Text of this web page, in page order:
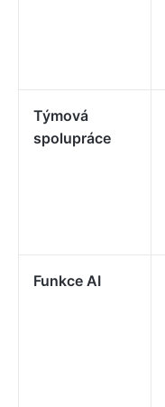
Týmová
spolupráce
Funkce AI